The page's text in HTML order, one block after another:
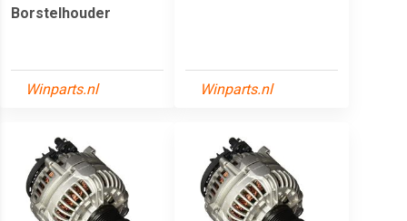
Borstelhouder
Winparts.nl Winparts.nl